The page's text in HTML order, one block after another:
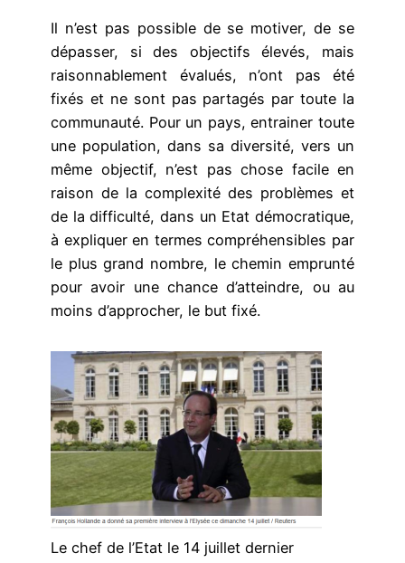
Il n’est pas possible de se motiver, de se
dépasser, si des objectifs élevés, mais
raisonnablement évalués, n’ont pas été
fixés et ne sont pas partagés par toute la
communauté. Pour un pays, entrainer toute
une population, dans sa diversité, vers un
même objectif, n’est pas chose facile en
raison de la complexité des problèmes et
de la difficulté, dans un Etat démocratique,
à expliquer en termes compréhensibles par
le plus grand nombre, le chemin emprunté
pour avoir une chance d’atteindre, ou au
moins d’approcher, le but fixé.
Le chef de l’Etat le 14 juillet dernier